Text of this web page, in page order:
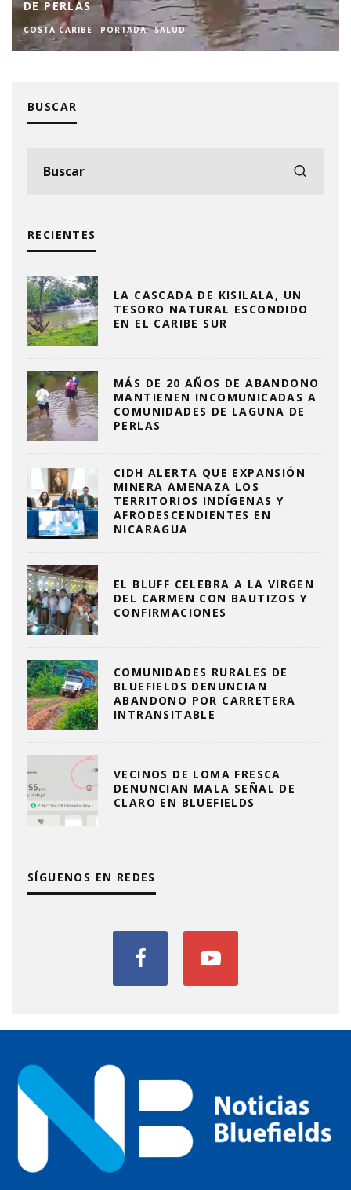
DE PERLAS
COSTA CARIBE PORTADA SALUD
BUSCAR
RECIENTES
LA CASCADA DE KISILALA, UN
TESORO NATURAL ESCONDIDO
EN EL CARIBE SUR
MÁS DE 20 AÑOS DE ABANDONO
MANTIENEN INCOMUNICADAS A
COMUNIDADES DE LAGUNA DE
PERLAS
CIDH ALERTA QUE EXPANSIÓN
MINERA AMENAZA LOS
TERRITORIOS INDÍGENAS Y
AFRODESCENDIENTES EN
NICARAGUA
EL BLUFF CELEBRA A LA VIRGEN
DEL CARMEN CON BAUTIZOS Y
CONFIRMACIONES
COMUNIDADES RURALES DE
BLUEFIELDS DENUNCIAN
ABANDONO POR CARRETERA
INTRANSITABLE
VECINOS DE LOMA FRESCA
DENUNCIAN MALA SEÑAL DE
CLARO EN BLUEFIELDS
SÍGUENOS EN REDES